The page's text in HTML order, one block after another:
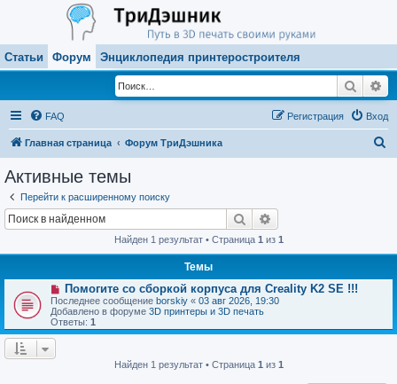
Статьи Форум Энциклопедия принтеростроителя
Поиск
FAQ Вход
Регистрация
Главная страница Форум ТриДэшника
Активные темы
Перейти к расширенному поиску
Поиск
Найден 1 результат • Страница 1 из 1
Темы
Н
о
в
о
е
Помогите со сборкой корпуса для Creality K2 SE !!!
Последнее сообщение borskiy « 03 авг 2026, 19:30
Добавлено в форуме 3D принтеры и 3D печать
Ответы: 1
Найден 1 результат • Страница 1 из 1